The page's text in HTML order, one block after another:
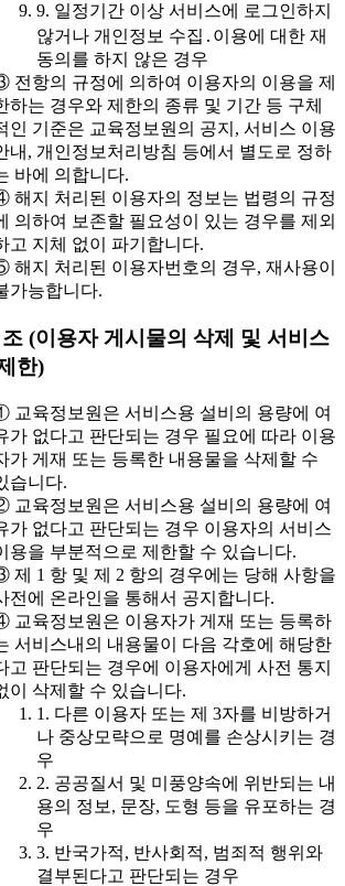
9. 일정기간 이상 서비스에 로그인하지
않거나 개인정보 수집․이용에 대한 재
동의를 하지 않은 경우
전항의 규정에 의하여 이용자의 이용을 제
하는 경우와 제한의 종류 및 기간 등 구체
인 기준은 교육정보원의 공지, 서비스 이용
내, 개인정보처리방침 등에서 별도로 정하
바에 의합니다.
해지 처리된 이용자의 정보는 법령의 규정
의하여 보존할 필요성이 있는 경우를 제외
고 지체 없이 파기합니다.
해지 처리된 이용자번호의 경우, 재사용이
가능합니다.
(이용자 게시물의 삭제 및 서비스
한)
교육정보원은 서비스용 설비의 용량에 여
가 없다고 판단되는 경우 필요에 따라 이용
가 게재 또는 등록한 내용물을 삭제할 수
습니다.
교육정보원은 서비스용 설비의 용량에 여
가 없다고 판단되는 경우 이용자의 서비스
용을 부분적으로 제한할 수 있습니다.
제 1 항 및 제 2 항의 경우에는 당해 사항을
전에 온라인을 통해서 공지합니다.
교육정보원은 이용자가 게재 또는 등록하
서비스내의 내용물이 다음 각호에 해당한
고 판단되는 경우에 이용자에게 사전 통지
이 삭제할 수 있습니다.
1. 다른 이용자 또는 제 3자를 비방하거
나 중상모략으로 명예를 손상시키는 경
우
2. 공공질서 및 미풍양속에 위반되는 내
용의 정보, 문장, 도형 등을 유포하는 경
우
3. 반국가적, 반사회적, 범죄적 행위와
결부된다고 판단되는 경우